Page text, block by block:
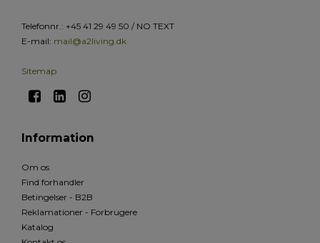
Telefonnr. : +45 41 29 49 50 / NO TEXT
E-mail: mail@a2living.dk
Sitemap
Information
Om os
Find forhandler
Betingelser - B2B
Reklamationer - Forbrugere
Katalog